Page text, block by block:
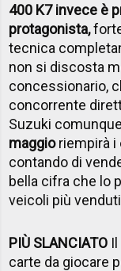
400 K7 invece è
protagonista,
tecnica
non si discosta
concessionario,
concorrente
Suzuki
maggioriempirà i
contando di
bella cifra che lo
veicoli più
PIÙ SLANCIATO
carte da giocare